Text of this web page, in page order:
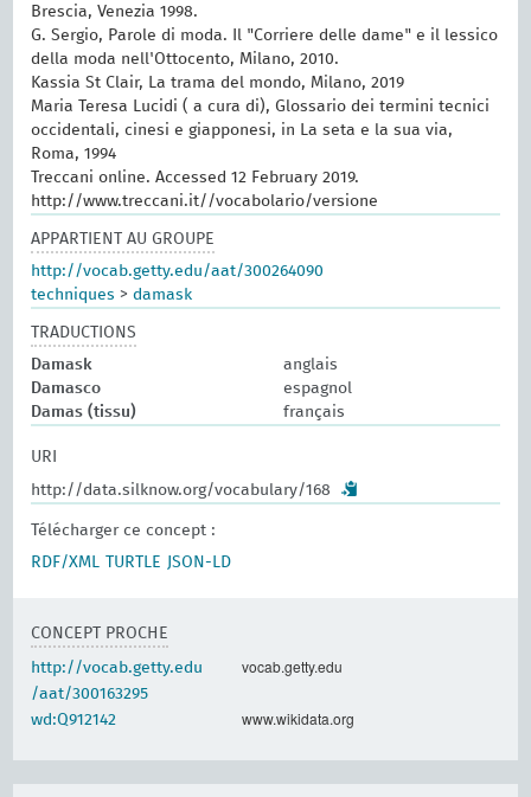
Brescia, Venezia 1998.
G. Sergio, Parole di moda. Il "Corriere delle dame" e il lessico
della moda nell'Ottocento, Milano, 2010.
Kassia St Clair, La trama del mondo, Milano, 2019
Maria Teresa Lucidi ( a cura di), Glossario dei termini tecnici
occidentali, cinesi e giapponesi, in La seta e la sua via,
Roma, 1994
Treccani online. Accessed 12 February 2019.
http://www.treccani.it//vocabolario/versione
APPARTIENT AU GROUPE
http://vocab.getty.edu/aat/300264090
techniques >damask
TRADUCTIONS
Damask
anglais
Damasco
espagnol
Damas (tissu)
français
URI
http://data.silknow.org/vocabulary/168
Télécharger ce concept :
RDF/XML
TURTLE JSON-LD
CONCEPT PROCHE
http://vocab.getty.edu
/aat/300163295
vocab.getty.edu
wd:Q912142 www.wikidata.org